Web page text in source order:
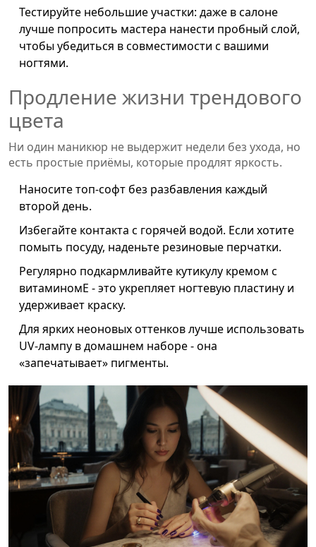
Тестируйте небольшие участки: даже в салоне
лучше попросить мастера нанести пробный слой,
чтобы убедиться в совместимости с вашими
ногтями.
Продление жизни трендового
цвета
Ни один маникюр не выдержит недели без ухода, но
есть простые приёмы, которые продлят яркость.
Наноситетоп‑софт без разбавления каждый
второй день.
Избегайте контакта с горячей водой. Если хотите
помыть посуду, наденьте резиновые перчатки.
Регулярно подкармливайте кутикулу кремом с
витаминомE - это укрепляет ногтевую пластину и
удерживает краску.
Для ярких неоновых оттенков лучше использовать
UV‑лампу в домашнем наборе - она
«запечатывает» пигменты.